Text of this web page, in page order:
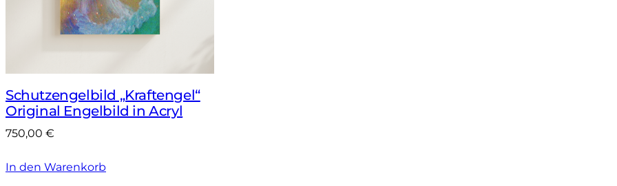
Schutzengelbild „Kraftengel“
Original Engelbild in Acryl
750,00 €
In den Warenkorb